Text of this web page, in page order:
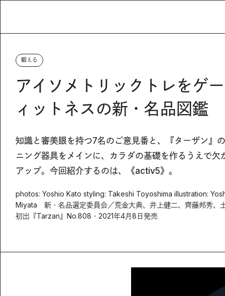
鍛える
アイソメトリックトレをゲ
ィットネスの新・名品図鑑
知識と審美眼を持つ7名のご意見番と、『ターザン』
ニング器具をメインに、カラダの基礎を作るうえで
アップ。今回紹介するのは、《activ5》。
photos: Yoshio Kato styling: Takeshi Toyoshima illustration:
Miyata 新・名品選定委員会／荒金大典、井上健二、齊藤邦秀、
初出『Tarzan』No.808・2021年4月8日発売